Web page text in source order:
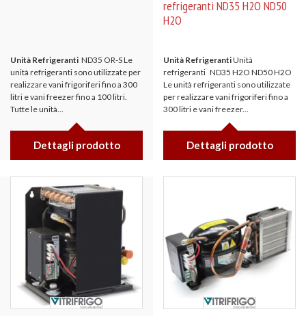
Unità Refrigeranti ND35 OR-S Le
unità refrigeranti sono utilizzate per
realizzare vani frigoriferi fino a 300
litri e vani freezer fino a 100 litri.
Tutte le unità...
Dettagli prodotto
refrigeranti ND35 H2O ND50
H2O
Unità RefrigerantiUnità
refrigeranti ND35 H2O ND50 H2O
Le unità refrigeranti sono utilizzate
per realizzare vani frigoriferi fino a
300 litri e vani freezer...
Dettagli prodotto